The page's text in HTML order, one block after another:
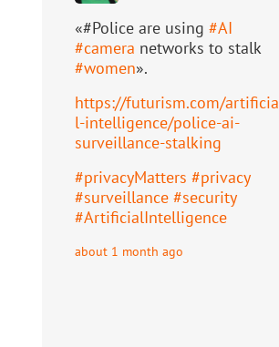
«#Police are using #AI
#camera networks to stalk
#women».
https://futurism.com/artificia
l-intelligence/police-ai-
surveillance-stalking
#privacyMatters #privacy
#surveillance #security
#ArtificialIntelligence
about 1 month ago